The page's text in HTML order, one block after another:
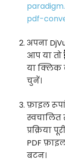
pdf-
अपना
आप या तो
या क्लिक
चुनें।
फ़ाइल
स्वचालित
प्रक्रिया
PDF
बटन।